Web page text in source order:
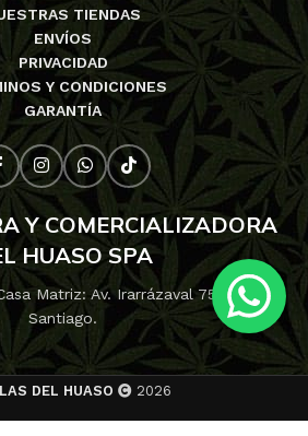
TIENDAS
ENVÍOS
PRIVACIDAD
Y CONDICIONES
GARANTÍA
Y COMERCIALIZADORA
HUASO SPA
Matriz: Av. Irarrázaval 753, Ñuñoa,
Santiago.
DEL HUASO 2026